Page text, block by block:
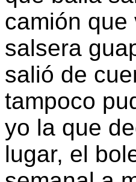
camión que
salsera
salió de
tampoco
yo la que
lugar, el